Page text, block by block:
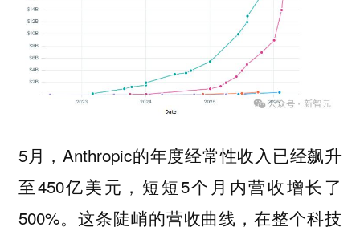
5月，Anthropic的年度经常性收入已经飙升
至450亿美元，短短5个月内营收增长了
500%。这条陡峭的营收曲线，在整个科技